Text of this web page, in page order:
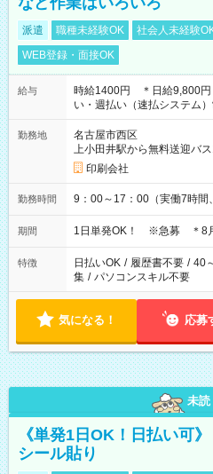
派遣 職種未経験OK 社会人未経験
WEB登録・面接OK
給与
時給1400円 ＊日給9,800
い・週払い（速払システム）
勤務地
名古屋市西区
上小田井駅から無料送迎バ
印刷会社
勤務時間 9：00～17：00（実働7時間
期間 1日単発OK！ ※急募 ＊8月
特徴 日払いOK / 履歴書不要 / 40
集 / パソコンスキル不要
気になる！ 応募
未読
《単発1日OK！日払い可
シール貼り